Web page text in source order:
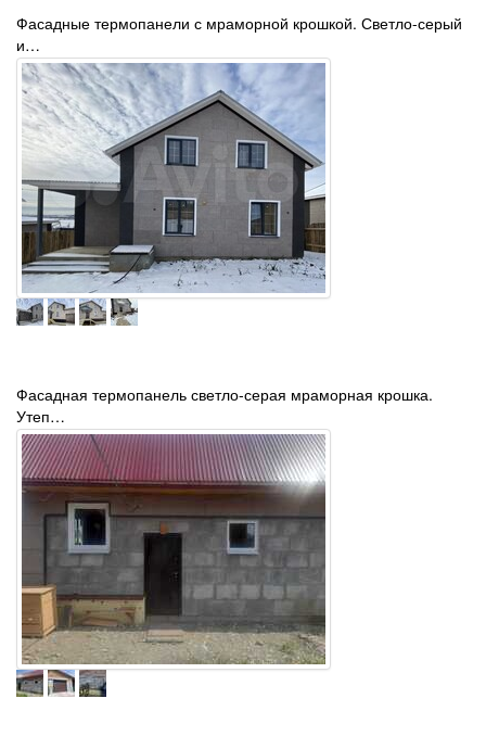
Фасадные термопанели с мраморной крошкой. Светло-серый
и…
Фасадная термопанель светло-серая мраморная крошка.
Утеп…